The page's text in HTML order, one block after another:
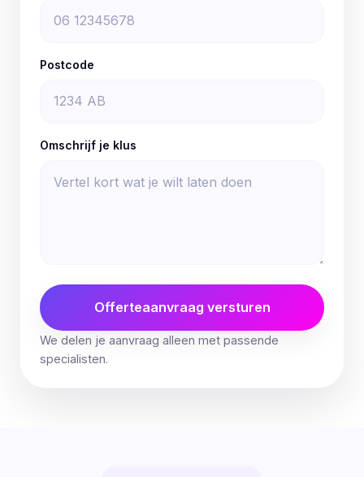
Postcode
Omschrijf je klus
Offerteaanvraag versturen
We delen je aanvraag alleen met passende
specialisten.